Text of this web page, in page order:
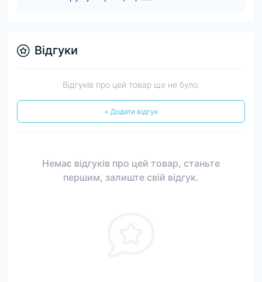
Відгуки
Відгуків про цей товар ще не було.
+ Додати відгук
Немає відгуків про цей товар, станьте
першим, залиште свій відгук.